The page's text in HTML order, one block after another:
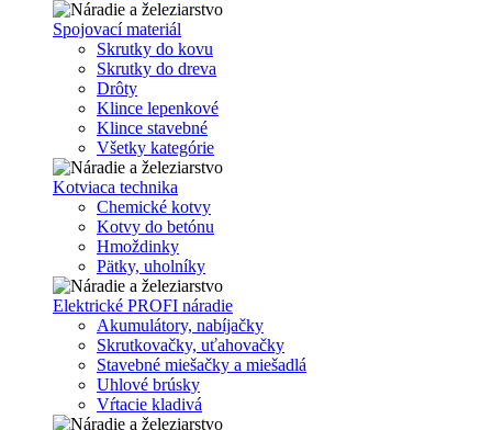
Spojovací materiál
Skrutky do kovu
Skrutky do dreva
Drôty
Klince lepenkové
Klince stavebné
Všetky kategórie
Kotviaca technika
Chemické kotvy
Kotvy do betónu
Hmoždinky
Pätky, uholníky
Elektrické PROFI náradie
Akumulátory, nabíjačky
Skrutkovačky, uťahovačky
Stavebné miešačky a miešadlá
Uhlové brúsky
Vŕtacie kladivá